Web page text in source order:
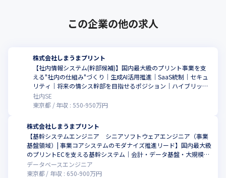
この企業の他の求人
株式会社しまうまプリント
【社内情報システム(幹部候補)】国内最大級のプリント事業を支
える"社内の仕組み"づくり｜生成AI活用推進｜SaaS統制｜セキュ
リティ｜将来の情シス幹部を目指せるポジション｜ハイブリッド
勤務
社内SE
東京都
年収 :550-950万円
株式会社しまうまプリント
【基幹システムエンジニア シニアソフトウェアエンジニア（事業
基盤領域）| 事業コアシステムのモダナイズ推進リード】国内最大級
のプリントECを支える基幹システム｜会計・データ基盤・大規模デ
ータ管理｜ペタバイト級データ｜基幹SaaS接続｜部課長層と協働し
て推進｜ハイブリッド勤務(週1出社)
データベースエンジニア
東京都
年収 : 650-900万円